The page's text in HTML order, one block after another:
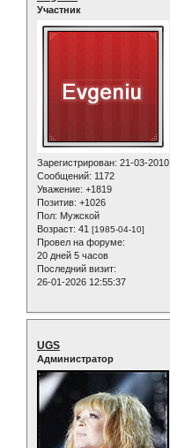
Участник
Зарегистрирован: 21-03-2010
Сообщений: 1172
Уважение: +1819
Позитив: +1026
Пол: Мужской
Возраст: 41 [1985-04-10]
Провел на форуме:
20 дней 5 часов
Последний визит:
26-01-2026 12:55:37
UGS
Администратор